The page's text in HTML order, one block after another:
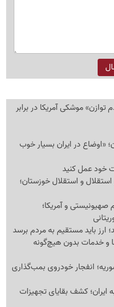
توازن» موشکی آمریکا در برابر
«اوضاع در ایران بسیار خوب
خود عمل کنید
و استقلال خوزستان؛
صهیونیستی و آمریکا؛
ارز باید مستقیم به مردم برسد
و خدمات بدون هیچ‌گونه
انفجار خودروی بمب‌گذاری
ایران؛ کشف بقایای تجهیزات